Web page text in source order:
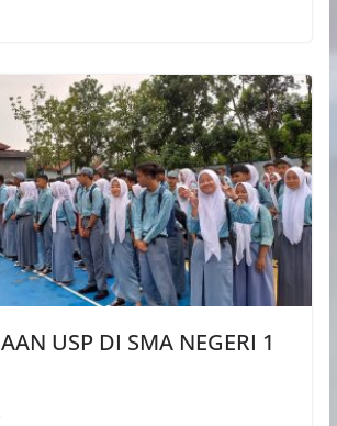
USP DI SMA NEGERI 1